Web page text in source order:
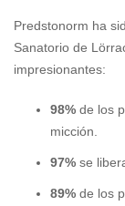
Predstonorm ha
Sanatorio de
impresionantes:
98% de los
micción.
97% se
89% de los